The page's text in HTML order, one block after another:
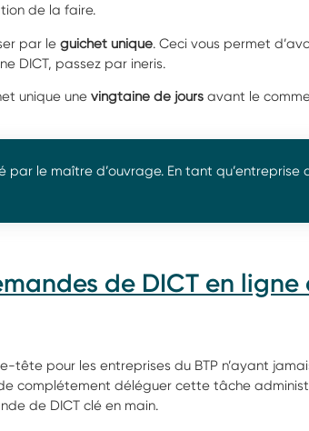
de la faire.
par le guichet unique. Ceci vous permet
DICT, passez par ineris.
unique une vingtaine de jours avant le
par le maître d’ouvrage. En tant qu’entreprise
de DICT en ligne
tête pour les entreprises du BTP n’ayant
complétement déléguer cette tâche
de DICT clé en main.